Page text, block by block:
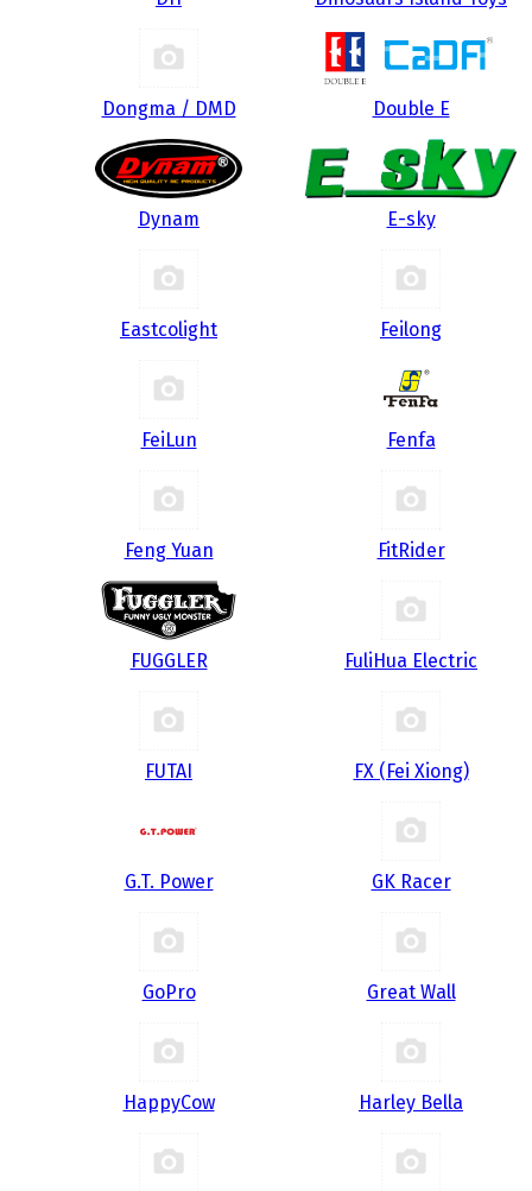
Dongma / DMD Double E
Dynam E-sky
Eastcolight Feilong
FeiLun Fenfa
Feng Yuan FitRider
FUGGLER FuliHua Electric
FUTAI FX (Fei Xiong)
G.T. Power GK Racer
GoPro Great Wall
HappyCow Harley Bella